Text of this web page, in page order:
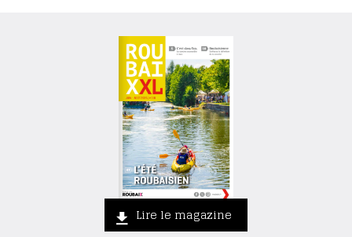
Lire le magazine